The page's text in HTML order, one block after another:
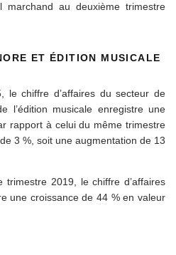
marchand au deuxième trimestre
ET ÉDITION MUSICALE
le chiffre d’affaires du secteur de
l’édition musicale enregistre une
rapport à celui du même trimestre
3 %, soit une augmentation de 13
2019, le chiffre d’affaires
une croissance de 44 % en valeur